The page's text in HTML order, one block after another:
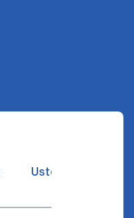
Ustozlar suhbatin